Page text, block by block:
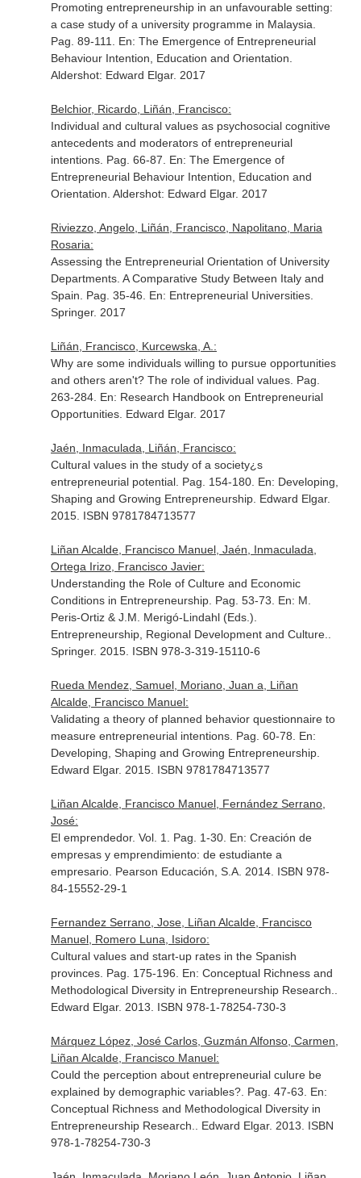
Promoting entrepreneurship in an unfavourable setting:
a case study of a university programme in Malaysia.
Pag. 89-111. En: The Emergence of Entrepreneurial
Behaviour Intention, Education and Orientation
Aldershot: Edward Elgar. 2017
Belchior, Ricardo, Liñán, Francisco:
Individual and cultural values as psychosocial cognitive
antecedents and moderators of entrepreneurial
intentions. Pag. 66-87. En: The Emergence of
Entrepreneurial Behaviour Intention, Education and
Orientation . Aldershot: Edward Elgar. 2017
Riviezzo, Angelo, Liñán, Francisco, Napolitano, Maria
Rosaria:
Assessing the Entrepreneurial Orientation of University
Departments. A Comparative Study Between Italy and
Spain. Pag. 35-46. En: Entrepreneurial Universities.
Springer. 2017
Liñán, Francisco, Kurcewska, A.:
Why are some individuals willing to pursue opportunities
and others aren't? The role of individual values. Pag.
263-284. En: Research Handbook on Entrepreneurial
Opportunities. Edward Elgar. 2017
Jaén, Inmaculada, Liñán, Francisco:
Cultural values in the study of a society¿s
entrepreneurial potential. Pag. 154-180. En: Developing,
Shaping and Growing Entrepreneurship. Edward Elgar.
2015. ISBN 9781784713577
Liñan Alcalde, Francisco Manuel, Jaén, Inmaculada,
Ortega Irizo, Francisco Javier:
Understanding the Role of Culture and Economic
Conditions in Entrepreneurship. Pag. 53-73. En: M.
Peris-Ortiz & J.M. Merigó-Lindahl (Eds.).
Entrepreneurship, Regional Development and Culture.
Springer. 2015. ISBN 978-3-319-15110-6
Rueda Mendez, Samuel, Moriano, Juan a, Liñan
Alcalde, Francisco Manuel:
Validating a theory of planned behavior questionnaire to
measure entrepreneurial intentions. Pag. 60-78. En:
Developing, Shaping and Growing Entrepreneurship.
Edward Elgar. 2015. ISBN 9781784713577
Liñan Alcalde, Francisco Manuel, Fernández Serrano,
José:
El emprendedor. Vol. 1. Pag. 1-30. En: Creación de
empresas y emprendimiento: de estudiante a
empresario. Pearson Educación, S.A. 2014. ISBN 978-
84-15552-29-1
Fernandez Serrano, Jose, Liñan Alcalde, Francisco
Manuel, Romero Luna, Isidoro:
Cultural values and start-up rates in the Spanish
provinces. Pag. 175-196. En: Conceptual Richness and
Methodological Diversity in Entrepreneurship Research.
Edward Elgar. 2013. ISBN 978-1-78254-730-3
Márquez López, José Carlos, Guzmán Alfonso, Carmen,
Liñan Alcalde, Francisco Manuel:
Could the perception about entrepreneurial culure be
explained by demographic variables?. Pag. 47-63. En:
Conceptual Richness and Methodological Diversity in
Entrepreneurship Research.
. Edward Elgar. 2013. ISBN
978-1-78254-730-3